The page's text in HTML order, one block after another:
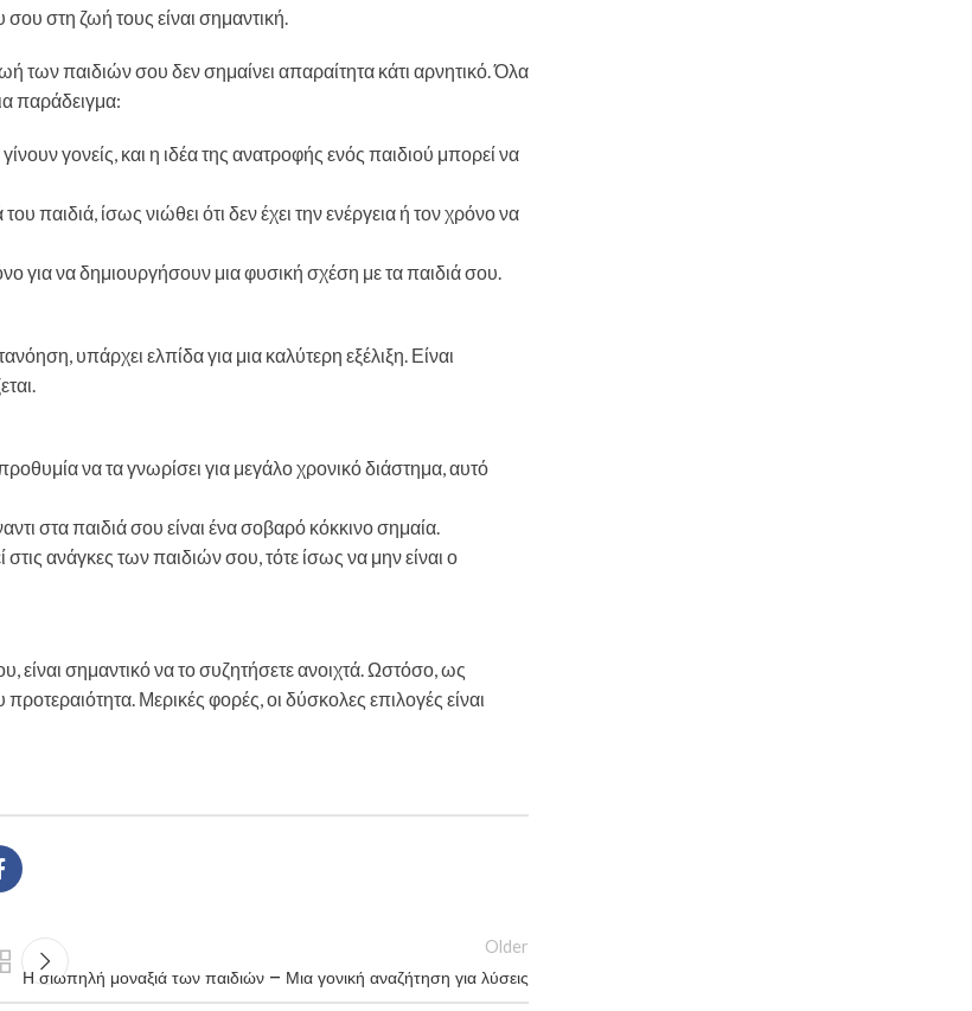
στη ζωή τους είναι σημαντική.
των παιδιών σου δεν σημαίνει απαραίτητα κάτι αρνητικό. Όλα
παράδειγμα:
γονείς, και η ιδέα της ανατροφής ενός παιδιού μπορεί να
παιδιά, ίσως νιώθει ότι δεν έχει την ενέργεια ή τον χρόνο να
για να δημιουργήσουν μια φυσική σχέση με τα παιδιά σου.
υπάρχει ελπίδα για μια καλύτερη εξέλιξη. Είναι
να τα γνωρίσει για μεγάλο χρονικό διάστημα, αυτό
στα παιδιά σου είναι ένα σοβαρό κόκκινο σημαία.
ανάγκες των παιδιών σου, τότε ίσως να μην είναι ο
είναι σημαντικό να το συζητήσετε ανοιχτά. Ωστόσο, ως
Μερικές φορές, οι δύσκολες επιλογές είναι
Older
Η σιωπηλή μοναξιά των παιδιών – Μια γονική αναζήτηση για λύσεις